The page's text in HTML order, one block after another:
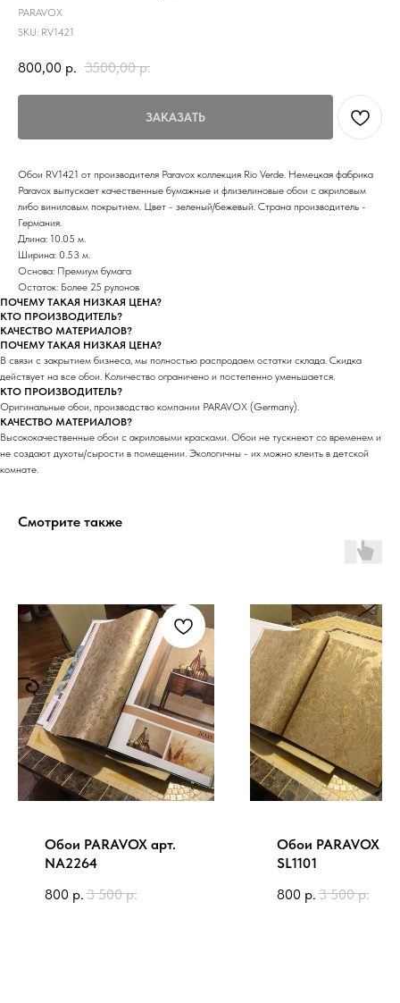
PARAVOX
SKU: RV1421
800,00 р. 3500,00 р.
ЗАКАЗАТЬ
Обои RV1421 от производителя Paravox коллекция Rio Verde. Немецкая фабрика
Paravox выпускает качественные бумажные и флизелиновые обои с акриловым
либо виниловым покрытием. Цвет - зеленый/бежевый. Страна производитель -
Германия.
Длина: 10.05 м.
Ширина: 0.53 м.
Основа: Премиум бумага
Остаток: Более 25 рулонов
ПОЧЕМУ ТАКАЯ НИЗКАЯ ЦЕНА?
КТО ПРОИЗВОДИТЕЛЬ?
КАЧЕСТВО МАТЕРИАЛОВ?
ПОЧЕМУ ТАКАЯ НИЗКАЯ ЦЕНА?
В связи с закрытием бизнеса, мы полностью распродаем остатки склада. Скидка
действует на все обои. Количество ограничено и постепенно уменьшается.
КТО ПРОИЗВОДИТЕЛЬ?
Оригинальные обои, производство компании PARAVOX (Germany).
КАЧЕСТВО МАТЕРИАЛОВ?
Высококачественные обои с акриловыми красками. Обои не тускнеют со временем и
не создают духоты/сырости в помещении. Экологичны - их можно клеить в детской
комнате.
Смотрите также
Обои PARAVOX арт.
NA2264
800 р. 3 500 р.
Обои PARAVOX
SL1101
800 р. 3 500 р.